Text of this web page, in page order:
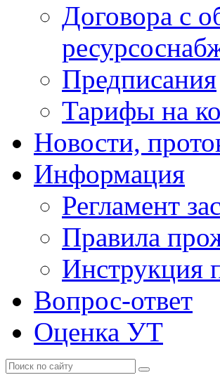
Договора с
Предписания
Тарифы на
Новости,
Информация
Регламент
Правила
Инструкция
Вопрос-ответ
Оценка УТ